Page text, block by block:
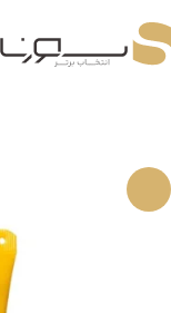
به
محتوا